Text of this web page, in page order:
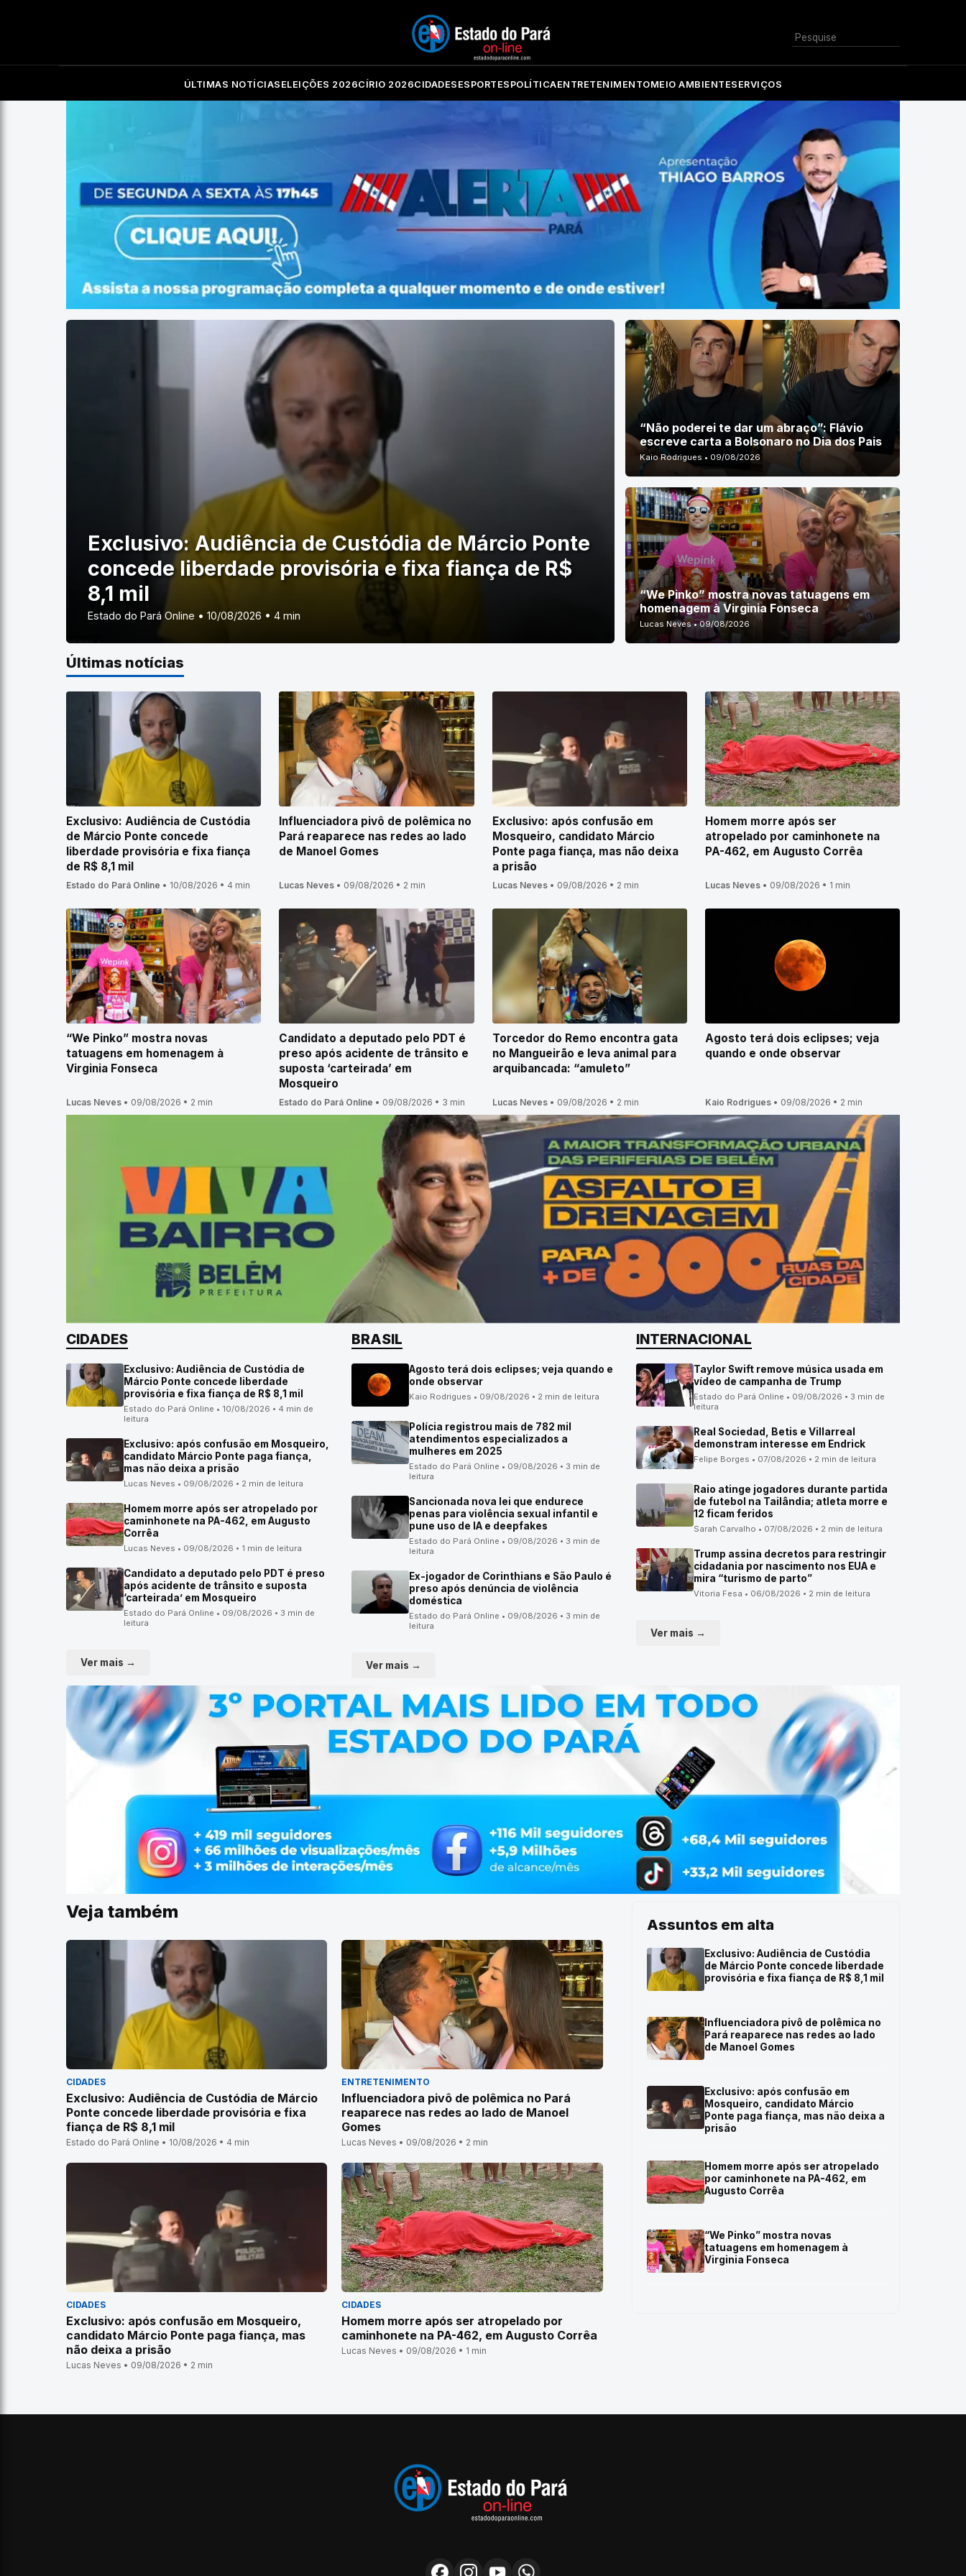
Buscar
ÚLTIMAS NOTÍCIAS ELEIÇÕES 2026CÍRIO 2026CIDADES ESPORTES POLÍTICAENTRETENIMENTOMEIO AMBIENTESERVIÇOS
Exclusivo: Audiência de Custódia de Márcio Ponte
concede liberdade provisória e fixa fiança de R$
8,1 mil
Estado do Pará Online • 10/08/2026 • 4 min
“Não poderei te dar um abraço”: Flávio
escreve carta a Bolsonaro no Dia dos Pais
Kaio Rodrigues • 09/08/2026
“We Pinko” mostra novas tatuagens em
homenagem à Virginia Fonseca
Lucas Neves • 09/08/2026
Últimas notícias
Exclusivo: Audiência de Custódia
de Márcio Ponte concede
liberdade provisória e fixa fiança
de R$ 8,1 mil
Estado do Pará Online • 10/08/2026 • 4 min
Influenciadora pivô de polêmica no
Pará reaparece nas redes ao lado
de Manoel Gomes
Lucas Neves • 09/08/2026 • 2 min
Exclusivo: após confusão em
Mosqueiro, candidato Márcio
Ponte paga fiança, mas não deixa
a prisão
Lucas Neves• 09/08/2026 • 2 min
Homem morre após ser
atropelado por caminhonete na
PA-462, em Augusto Corrêa
Lucas Neves• 09/08/2026 • 1 min
“We Pinko” mostra novas
tatuagens em homenagem à
Virginia Fonseca
Lucas Neves • 09/08/2026 • 2 min
Candidato a deputado pelo PDT é
preso após acidente de trânsito e
suposta ‘carteirada’ em
Mosqueiro
Estado do Pará Online • 09/08/2026 • 3 min
Torcedor do Remo encontra gata
no Mangueirão e leva animal para
arquibancada: “amuleto”
Lucas Neves• 09/08/2026 • 2 min
Agosto terá dois eclipses; veja
quando e onde observar
Kaio Rodrigues• 09/08/2026 • 2 min
CIDADES
Exclusivo: Audiência de Custódia de
Márcio Ponte concede liberdade
provisória e fixa fiança de R$ 8,1 mil
Estado do Pará Online • 10/08/2026 • 4 min de
leitura
Exclusivo: após confusão em Mosqueiro,
candidato Márcio Ponte paga fiança,
mas não deixa a prisão
Lucas Neves • 09/08/2026 • 2 min de leitura
Homem morre após ser atropelado por
caminhonete na PA-462, em Augusto
Corrêa
Lucas Neves • 09/08/2026 • 1 min de leitura
Candidato a deputado pelo PDT é preso
após acidente de trânsito e suposta
‘carteirada’ em Mosqueiro
Estado do Pará Online • 09/08/2026 • 3 min de
leitura
Ver mais →
BRASIL
Agosto terá dois eclipses; veja quando e
onde observar
Kaio Rodrigues • 09/08/2026 • 2 min de leitura
Polícia registrou mais de 782 mil
atendimentos especializados a
mulheres em 2025
Estado do Pará Online • 09/08/2026 • 3 min de
leitura
Sancionada nova lei que endurece
penas para violência sexual infantil e
pune uso de IA e deepfakes
Estado do Pará Online • 09/08/2026 • 3 min de
leitura
Ex-jogador de Corinthians e São Paulo é
preso após denúncia de violência
doméstica
Estado do Pará Online • 09/08/2026 • 3 min de
leitura
Ver mais →
INTERNACIONAL
Taylor Swift remove música usada em
vídeo de campanha de Trump
Estado do Pará Online • 09/08/2026 • 3 min de
leitura
Real Sociedad, Betis e Villarreal
demonstram interesse em Endrick
Felipe Borges • 07/08/2026 • 2 min de leitura
Raio atinge jogadores durante partida
de futebol na Tailândia; atleta morre e
12 ficam feridos
Sarah Carvalho • 07/08/2026 • 2 min de leitura
Trump assina decretos para restringir
cidadania por nascimento nos EUA e
mira “turismo de parto”
Vitoria Fesa • 06/08/2026 • 2 min de leitura
Ver mais →
Veja também
CIDADES
Exclusivo: Audiência de Custódia de Márcio
Ponte concede liberdade provisória e fixa
fiança de R$ 8,1 mil
Estado do Pará Online • 10/08/2026 • 4 min
ENTRETENIMENTO
Influenciadora pivô de polêmica no Pará
reaparece nas redes ao lado de Manoel
Gomes
Lucas Neves • 09/08/2026 • 2 min
CIDADES
Exclusivo: após confusão em Mosqueiro,
candidato Márcio Ponte paga fiança, mas
não deixa a prisão
Lucas Neves • 09/08/2026 • 2 min
CIDADES
Homem morre após ser atropelado por
caminhonete na PA-462, em Augusto Corrêa
Lucas Neves • 09/08/2026 • 1 min
Assuntos em alta
Exclusivo: Audiência de Custódia
de Márcio Ponte concede liberdade
provisória e fixa fiança de R$ 8,1 mil
Influenciadora pivô de polêmica no
Pará reaparece nas redes ao lado
de Manoel Gomes
Exclusivo: após confusão em
Mosqueiro, candidato Márcio
Ponte paga fiança, mas não deixa a
prisão
Homem morre após ser atropelado
por caminhonete na PA-462, em
Augusto Corrêa
“We Pinko” mostra novas
tatuagens em homenagem à
Virginia Fonseca